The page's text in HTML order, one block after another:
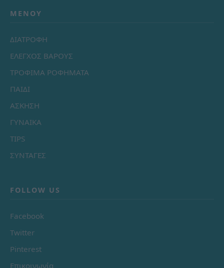
ΜΕΝΟΎ
ΔΙΑΤΡΟΦΗ
ΕΛΕΓΧΟΣ ΒΑΡΟΥΣ
ΤΡΟΦΙΜΑ ΡΟΦΗΜΑΤΑ
ΠΑΙΔΙ
ΑΣΚΗΣΗ
ΓΥΝΑΙΚΑ
TIPS
ΣΥΝΤΑΓΕΣ
FOLLOW US
Facebook
Twitter
Pinterest
Επικοινωνία